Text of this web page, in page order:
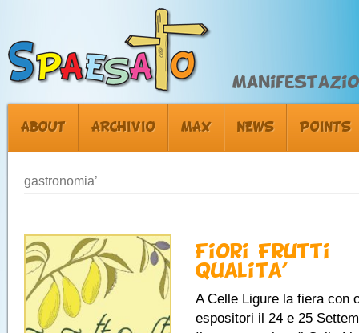
ABOUT ARCHIVIO MAX NEWS POINTS
gastronomia’
Fiori Frutti
Qualita’
A Celle Ligure la fiera con
espositori il 24 e 25